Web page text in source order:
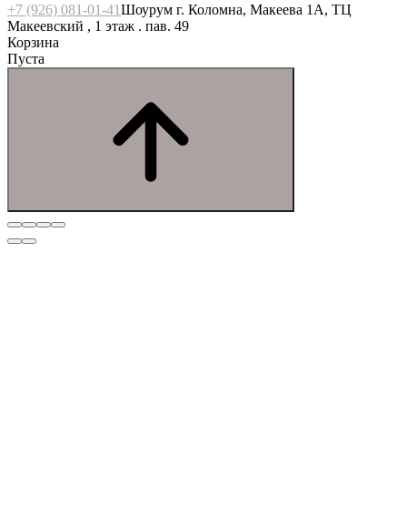
+7 (926) 081-01-41Шоурум г. Коломна, Макеева 1А, ТЦ
Макеевский , 1 этаж . пав. 49
Корзина
Пуста